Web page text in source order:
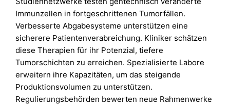
Immunzellen in fortgeschrittenen Tumorfällen.
Verbesserte Abgabesysteme unterstützen eine
sicherere Patientenverabreichung. Kliniker schätzen
diese Therapien für ihr Potenzial, tiefere
Tumorschichten zu erreichen. Spezialisierte Labore
erweitern ihre Kapazitäten, um das steigende
Produktionsvolumen zu unterstützen.
Regulierungsbehörden bewerten neue Rahmenwerke